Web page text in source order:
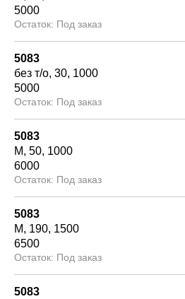
5000
Под заказ
5083
без т/о 30 1000
5000
Под заказ
5083
М 50 1000
6000
Под заказ
5083
М
190 1500
6500
Под заказ
5083